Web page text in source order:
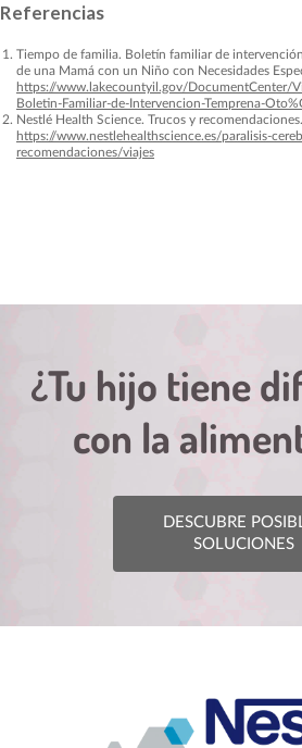
Referencias
Tiempo de familia. Boletín familiar de
de una Mamá con un Niño con Necesidades
https://www.lakecountyil.gov/DocumentCenter/
Boletin-Familiar-de-Intervencion-Temprena-
Nestlé Health Science. Trucos y
https://www.nestlehealthscience.es/paralisis-
recomendaciones/viajes
¿Tu hijo tiene
con la
DESCUBRE
SOLUCIONES